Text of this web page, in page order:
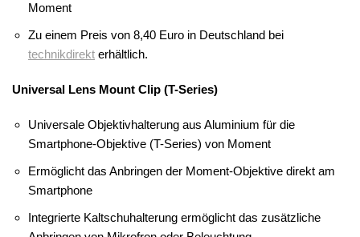
Moment
Zu einem Preis von 8,40 Euro in Deutschland bei
technikdirekt erhältlich.
Universal Lens Mount Clip (T-Series)
Universale Objektivhalterung aus Aluminium für die
Smartphone-Objektive (T-Series) von Moment
Ermöglicht das Anbringen der Moment-Objektive direkt am
Smartphone
Integrierte Kaltschuhalterung ermöglicht das zusätzliche